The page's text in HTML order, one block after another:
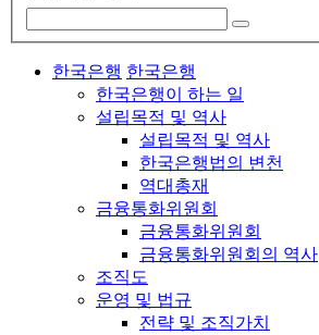
한국은행 한국은행
한국은행이 하는 일
설립목적 및 역사
설립목적 및 역사
한국은행법의 변천
역대총재
금융통화위원회
금융통화위원회
금융통화위원회의 역사
조직도
운영 및 법규
전략 및 조직가치